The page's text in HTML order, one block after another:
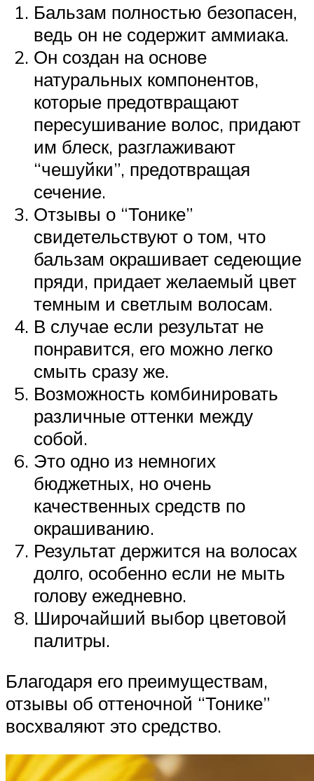
Бальзам полностью безопасен,
ведь он не содержит аммиака.
Он создан на основе
натуральных компонентов,
которые предотвращают
пересушивание волос, придают
им блеск, разглаживают
“чешуйки”, предотвращая
сечение.
Отзывы о “Тонике”
свидетельствуют о том, что
бальзам окрашивает седеющие
пряди, придает желаемый цвет
темным и светлым волосам.
В случае если результат не
понравится, его можно легко
смыть сразу же.
Возможность комбинировать
различные оттенки между
собой.
Это одно из немногих
бюджетных, но очень
качественных средств по
окрашиванию.
Результат держится на волосах
долго, особенно если не мыть
голову ежедневно.
Широчайший выбор цветовой
палитры.
Благодаря его преимуществам,
отзывы об оттеночной “Тонике”
восхваляют это средство.